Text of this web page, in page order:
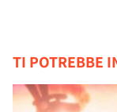
TI POTREBBE